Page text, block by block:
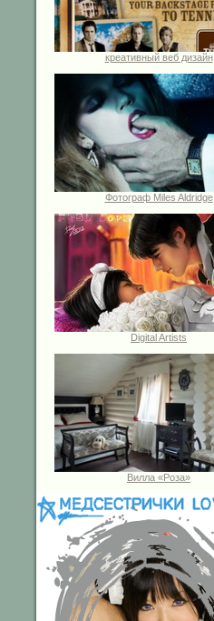
креативный веб дизайн
Фотограф Miles Aldridge
Digital Artists
Вилла «Роза»